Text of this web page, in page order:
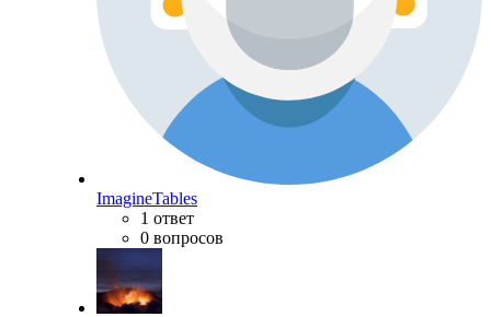
ImagineTables
1 ответ
0 вопросов